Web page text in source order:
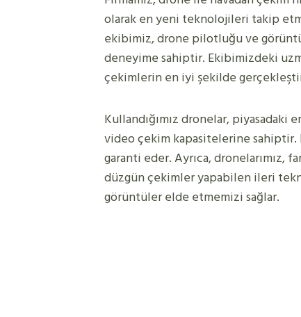
olarak en yeni teknolojileri takip
ekibimiz, drone pilotluğu ve
deneyime sahiptir. Ekibimizdeki
çekimlerin en iyi şekilde
Kullandığımız dronelar,
video çekim kapasitelerine sahiptir.
garanti eder. Ayrıca, dronelarımız,
düzgün çekimler yapabilen ileri
görüntüler elde etmemizi sağlar.